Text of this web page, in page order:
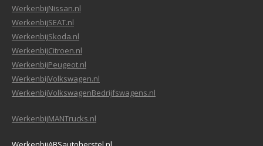
WerkenbijNissan.nl
WerkenbijSEAT.nl
WerkenbijSkoda.nl
WerkenbijCitroen.nl
WerkenbijPeugeot.nl
WerkenbijVolkswagen.nl
WerkenbijVolkswagenBedrijfswagens.nl
WerkenbijMANTrucks.nl